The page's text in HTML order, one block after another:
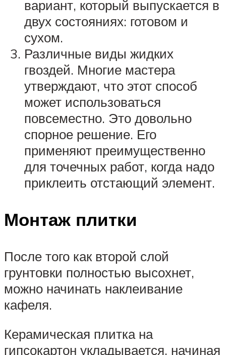
вариант, который выпускается в
двух состояниях: готовом и
сухом.
Различные виды жидких
гвоздей. Многие мастера
утверждают, что этот способ
может использоваться
повсеместно. Это довольно
спорное решение. Его
применяют преимущественно
для точечных работ, когда надо
приклеить отстающий элемент.
Монтаж плитки
После того как второй слой
грунтовки полностью высохнет,
можно начинать наклеивание
кафеля.
Керамическая плитка на
гипсокартон укладывается, начиная